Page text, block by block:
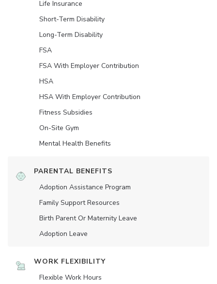
Life Insurance
Short-Term Disability
Long-Term Disability
FSA
FSA With Employer Contribution
HSA
HSA With Employer Contribution
Fitness Subsidies
On-Site Gym
Mental Health Benefits
PARENTAL BENEFITS
Adoption Assistance Program
Family Support Resources
Birth Parent Or Maternity Leave
Adoption Leave
WORK FLEXIBILITY
Flexible Work Hours